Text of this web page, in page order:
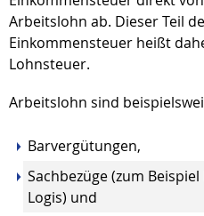
Arbeitslohn ab. Dieser Teil
Einkommensteuer heißt
Lohnsteuer.
Arbeitslohn sind
Barvergütungen,
Sachbezüge (zum
Logis) und